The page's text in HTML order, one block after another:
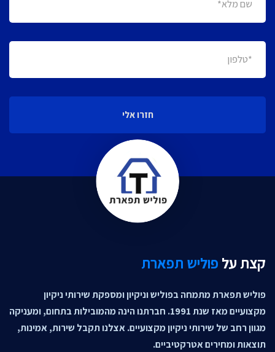
חזרו אלי
קצת על פוליש תפארת
פוליש תפארת מתמחה בפוליש וניקיון ומספקת שירותי ניקיון
מקצועיים מאז שנת 1991. חברתנו הינה מהמובילות בתחום, ומעניקה
מגוון רחב של שירותי ניקיון מקצועיים. אצלנו תקבל שירות, אמינות,
תוצאות ומחירים אטרקטיביים.